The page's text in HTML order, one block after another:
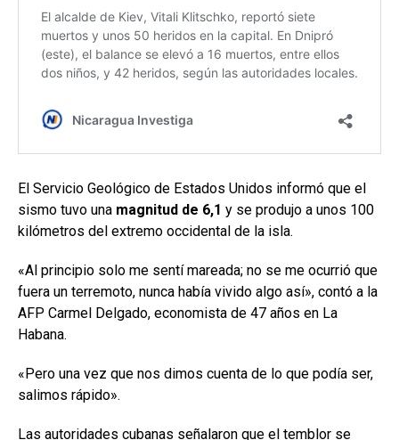
El Servicio Geológico de Estados Unidos informó que el
sismo tuvo una magnitud de 6,1 y se produjo a unos 100
kilómetros del extremo occidental de la isla.
«Al principio solo me sentí mareada; no se me ocurrió que
fuera un terremoto, nunca había vivido algo así», contó a la
AFP Carmel Delgado, economista de 47 años en La
Habana.
«Pero una vez que nos dimos cuenta de lo que podía ser,
salimos rápido».
Las autoridades cubanas señalaron que el temblor se